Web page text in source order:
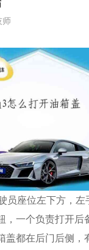
师
员座位左下方，左
，一个负责打开后
盖都在后门后侧，